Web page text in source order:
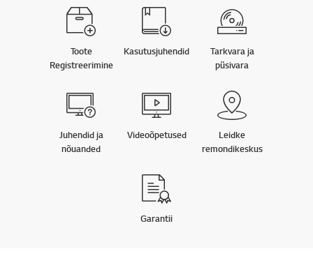
Toote
Registreerimine
Kasutusjuhendid
Tarkvara ja
püsivara
Juhendid ja
nõuanded
Videoõpetused
Leidke
remondikeskus
Garantii